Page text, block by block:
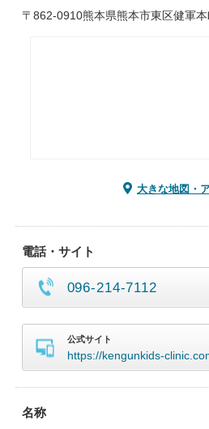
〒862-0910熊本県熊本市東区健軍
大きな地図・
電話・サイト
096-214-7112
公式サイト
https://kengunkids-
名称